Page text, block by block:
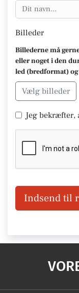
Billeder
Billederne må
eller noget i den
led (bredformat)
Vælg billeder
Jeg bekræfter,
Indsend til